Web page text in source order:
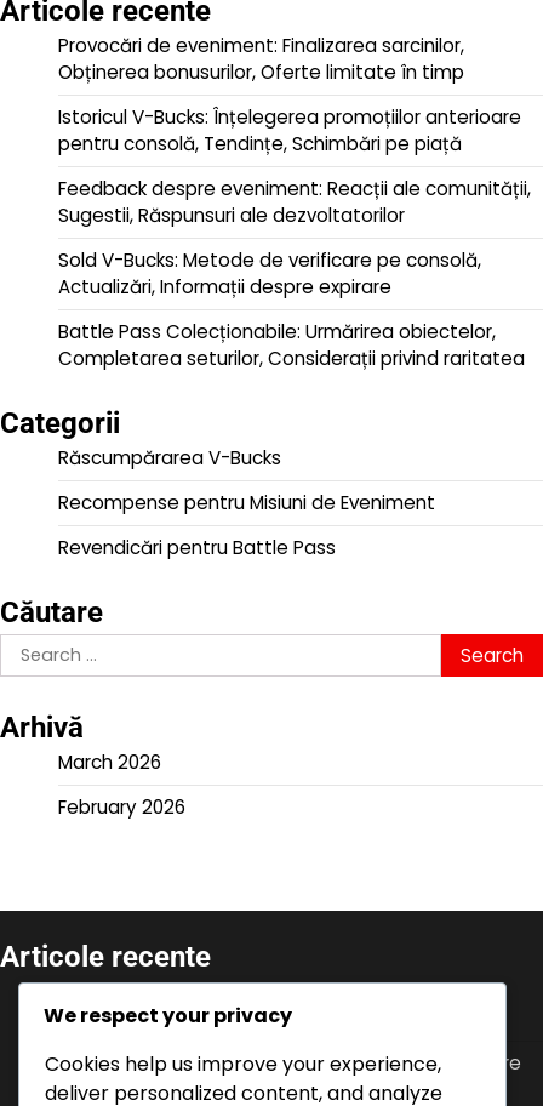
Articole recente
Provocări de eveniment: Finalizarea sarcinilor,
Obținerea bonusurilor, Oferte limitate în timp
Istoricul V-Bucks: Înțelegerea promoțiilor anterioare
pentru consolă, Tendințe, Schimbări pe piață
Feedback despre eveniment: Reacții ale comunității,
Sugestii, Răspunsuri ale dezvoltatorilor
Sold V-Bucks: Metode de verificare pe consolă,
Actualizări, Informații despre expirare
Battle Pass Colecționabile: Urmărirea obiectelor,
Completarea seturilor, Considerații privind raritatea
Categorii
Răscumpărarea V-Bucks
Recompense pentru Misiuni de Eveniment
Revendicări pentru Battle Pass
Căutare
Search
for:
Arhivă
March 2026
February 2026
Articole recente
Provocări de eveniment: Finalizarea sarcinilor,
Obținerea bonusurilor, Oferte limitate în timp
Istoricul V-Bucks: Înțelegerea promoțiilor anterioare
pentru consolă, Tendințe, Schimbări pe piață
We respect your privacy
Cookies help us improve your experience,
deliver personalized content, and analyze